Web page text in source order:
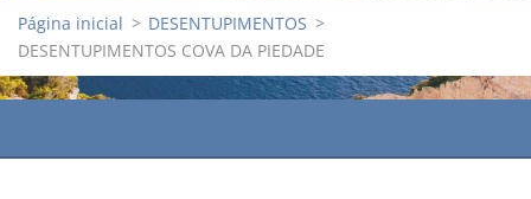
Página inicial > DESENTUPIMENTOS >
DESENTUPIMENTOS COVA DA PIEDADE